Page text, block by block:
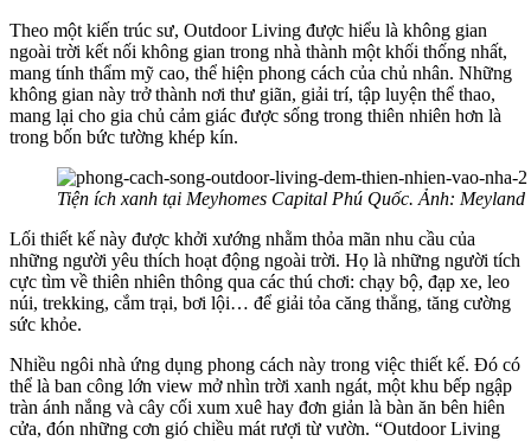
Theo một kiến trúc sư, Outdoor Living được hiểu là không gian
ngoài trời kết nối không gian trong nhà thành một khối thống nhất,
mang tính thẩm mỹ cao, thể hiện phong cách của chủ nhân. Những
không gian này trở thành nơi thư giãn, giải trí, tập luyện thể thao,
mang lại cho gia chủ cảm giác được sống trong thiên nhiên hơn là
trong bốn bức tường khép kín.
Tiện ích xanh tại Meyhomes Capital Phú Quốc. Ảnh: Meyland
Lối thiết kế này được khởi xướng nhằm thỏa mãn nhu cầu của
những người yêu thích hoạt động ngoài trời. Họ là những người tích
cực tìm về thiên nhiên thông qua các thú chơi: chạy bộ, đạp xe, leo
núi, trekking, cắm trại, bơi lội… để giải tỏa căng thẳng, tăng cường
sức khỏe.
Nhiều ngôi nhà ứng dụng phong cách này trong việc thiết kế. Đó có
thể là ban công lớn view mở nhìn trời xanh ngát, một khu bếp ngập
tràn ánh nắng và cây cối xum xuê hay đơn giản là bàn ăn bên hiên
cửa, đón những cơn gió chiều mát rượi từ vườn. “Outdoor Living